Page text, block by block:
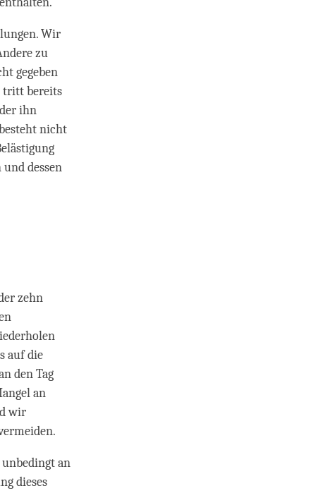
Wir
zu
gegeben
tritt bereits
ihn
nicht
dessen
zehn
auf die
den Tag
an
wir
an
dieses